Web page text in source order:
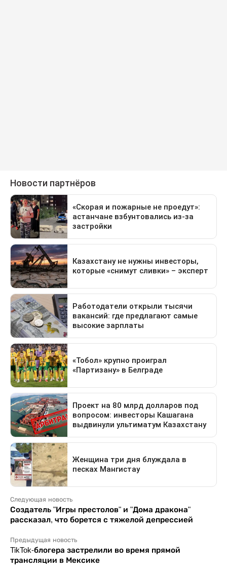
Следующая новость
Создатель "Игры престолов" и "Дома дракона"
рассказал, что борется с тяжелой депрессией
Предыдущая новость
TikTok-блогера застрелили во время прямой
трансляции в Мексике